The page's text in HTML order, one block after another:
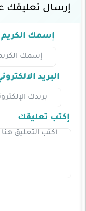
إرسال تعليقك
إسمك الكريم
البريد
إكتب تعليقك